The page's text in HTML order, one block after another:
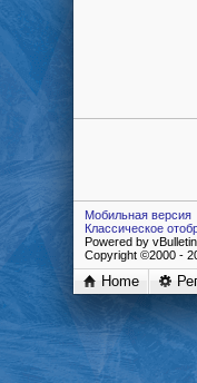
Мобильная версия
Классическое
Powered by
Copyright ©2000 -
Home